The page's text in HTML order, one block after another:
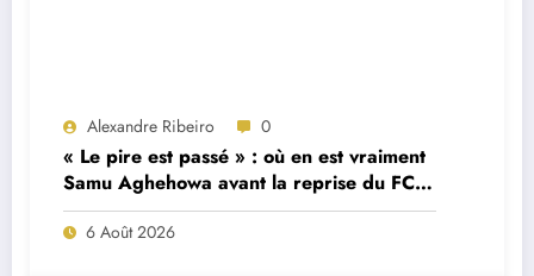
Alexandre Ribeiro 0
« Le pire est passé » : où en est vraiment
Samu Aghehowa avant la reprise du FC
Porto ?
6 Août 2026